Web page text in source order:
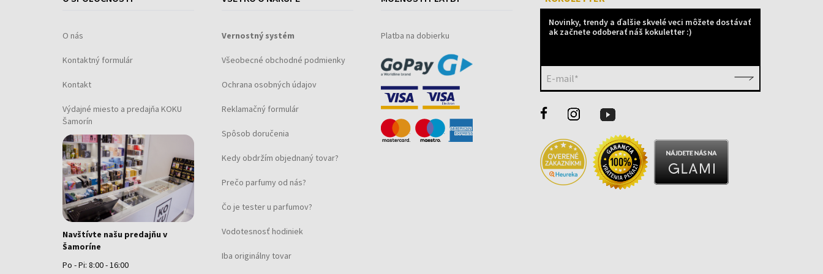
Korunka: Zašraubovaná
Osvetlenie: Svetelné ručičky, Svetelné indexy
Štýl: Potápač
Materiál remienka: Teľacia koža
Farba remienka: Čierna
Šírka remienka: 20
Spona: Pracková spona
Maximálny obvod zápästia: 215
Hmotnosť položky: 0.10
Rozsah dodávky: Krabička, Návod, Obal, Záručná dokumentácia
O nás
Kontaktný formulár
Kontakt
Výdajné miesto a predajňa KOKU
Šamorín
Navštívte našu predajňu v
Šamoríne
Po - Pi: 8:00 - 16:00
Vernostný systém
Všeobecné obchodné podmienky
Ochrana osobných údajov
Reklamačný formulár
Spôsob doručenia
Kedy obdržím objednaný tovar?
Prečo parfumy od nás?
Čo je tester u parfumov?
Vodotesnosť hodiniek
Iba originálny tovar
Platba na dobierku
Novinky, trendy a ďalšie skvelé veci môžete dostávať
ak začnete odoberať náš kokuletter :)
E-mail*